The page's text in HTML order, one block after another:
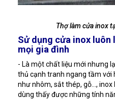
Thợ làm cửa inox
Sử dụng cửa inox luôn
mọi gia đình
- Là một chất liệu mới nhưng
thủ cạnh tranh ngang tầm với
như nhôm, sắt thép, gỗ…,
dùng thấy được những tính